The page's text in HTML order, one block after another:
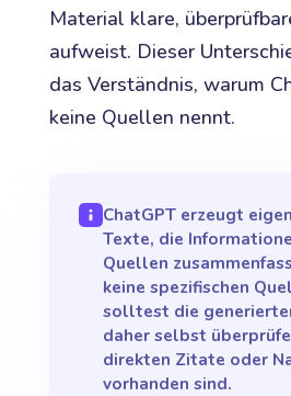
Material klare,
aufweist. Dieser
das Verständnis, warum
keine Quellen nennt.
ChatGPT erzeugt
Texte, die
Quellen
keine spezifischen
solltest die
daher selbst
direkten Zitate oder
vorhanden sind.